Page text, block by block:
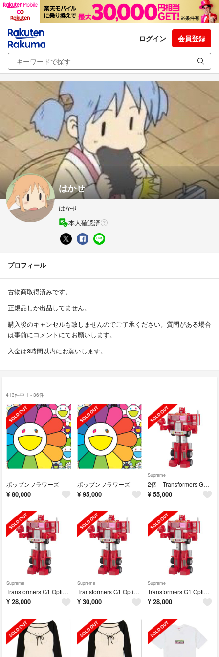
ログイン 会員登録
はかせ
はかせ
本人確認済
プロフィール
古物商取得済みです。
正規品しか出品してません。
購入後のキャンセルも致しませんのでご了承ください。質問がある場合
は事前にコメントにてお願いします。
入金は3時間以内にお願いします。
413件中 1 - 36件
ポップンフラワーズ
¥ 80,000
ポップンフラワーズ
¥ 95,000
Supreme
2個 Transformers G1 Optimus Prime Figure
¥ 55,000
Supreme
Transformers G1 Optimus Prime Figure
¥ 28,000
Supreme
Transformers G1 Optimus Prime Figure
¥ 30,000
Supreme
Transformers G1 Optimus Prime Figure
¥ 28,000